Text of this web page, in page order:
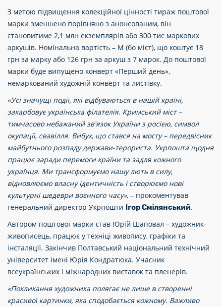
З метою підвищення колекційної цінності тираж поштової
марки зменшено порівняно з анонсованим, він
становитиме 2,1 млн екземплярів або 300 тис маркових
аркушів. Номінальна вартість – М (бо міст), що коштує 18
грн за марку або 126 грн за аркуш з 7 марок. До поштової
марки буде випущено конверт «Перший день»,
немаркований художній конверт та листівку.
«Усі значущі події, які відбуваються в нашій країні,
закарбовує українська філателія. Кримський міст –
тимчасово небажаний зв'язок України з росією, символ
окупації, свавілля. Вибух, що стався на мосту – передвісник
майбутнього розпаду держави-терориста. Укрпошта щодня
працює заради перемоги країни та задля кожного
українця. Ми трансформуємо нашу лють в силу,
відновлюємо власну ідентичність і створюємо нові
культурні шедеври воєнного часу», – прокоментував
генеральний директор Укрпошти Ігор Смілянський.
Автором поштової марки став Юрій Шаповал – художник-
живописець, працює у техніці живопису, графіки та
інсталяції. Закінчив Полтавський національний технічний
університет імені Юрія Кондратюка. Учасник
всеукраїнських і міжнародних виставок та пленерів.
«Покликання художника полягає не лише в створенні
красивої картинки, яка сподобається кожному. Важливо